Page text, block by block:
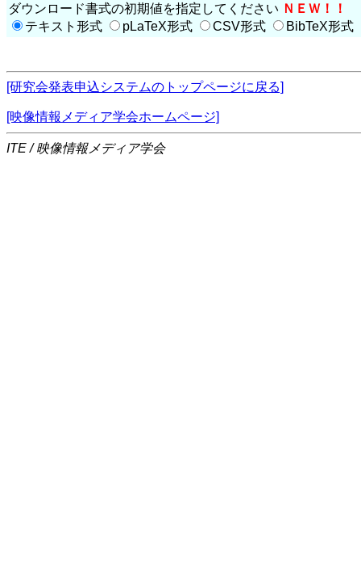
ダウンロード書式の初期値を指定してください ＮＥＷ！！
テキスト形式
pLaTeX形式 CSV形式 BibTeX形式
[研究会発表申込システムのトップページに戻る]
[映像情報メディア学会ホームページ]
ITE / 映像情報メディア学会